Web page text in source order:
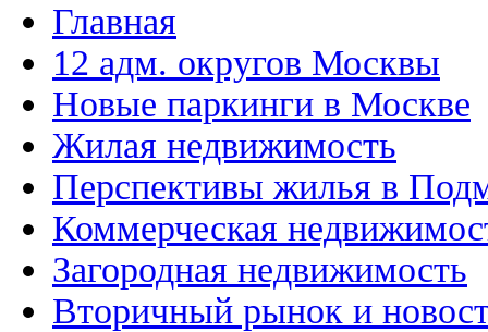
Главная
12 адм. округов Москвы
Новые паркинги в Москве
Жилая недвижимость
Перспективы жилья в
Коммерческая
Загородная недвижимость
Вторичный рынок и